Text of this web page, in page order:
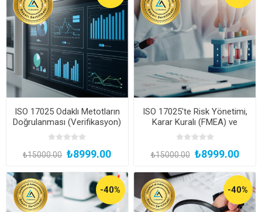
ISO 17025 Odaklı Metotların
Doğrulanması (Verifikasyon)
ve Geçerli Kılınması
(Validasyon) Eğitimi
(Çevrimiçi Canlı veya
₺15000.00 ₺8999.00
ISO 17025'te Risk Yönetimi,
Karar Kuralı (FMEA) ve
Kalibrasyon Sertifikalarının
Uygunluk Değerlendirmesi
Eğitimi (Çevrimiçi Canlı veya
₺15000.00 ₺8999.00
-40% -40%